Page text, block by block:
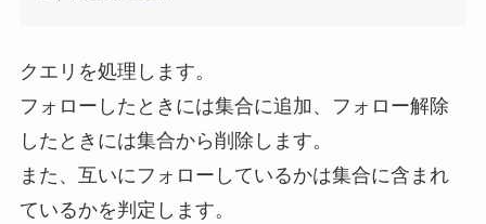
クエリを処理します。
フォローしたときには集合に追加、フォロー解除
したときには集合から削除します。
また、互いにフォローしているかは集合に含まれ
ているかを判定します。